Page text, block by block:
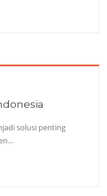
solusi penting